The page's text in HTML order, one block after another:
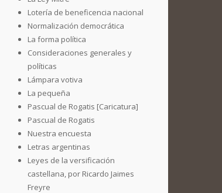
Lotería de beneficencia nacional
Normalización democrática
La forma política
Consideraciones generales y
políticas
Lámpara votiva
La pequeña
Pascual de Rogatis [Caricatura]
Pascual de Rogatis
Nuestra encuesta
Letras argentinas
Leyes de la versificación
castellana, por Ricardo Jaimes
Freyre